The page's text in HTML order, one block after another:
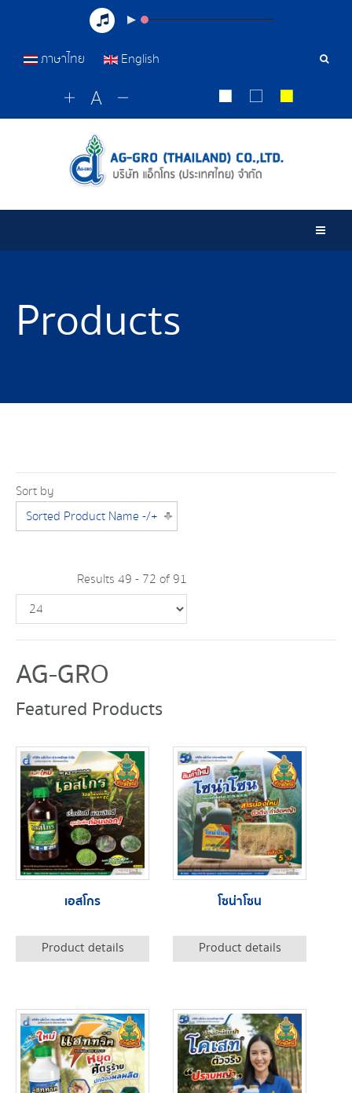
ภาษาไทย English
Products
Sort by
Sorted Product Name -/+
Results 49 - 72 of 91
AG-GRO
Featured Products
เอสโกร
Product details
โซน่าโซน
Product details